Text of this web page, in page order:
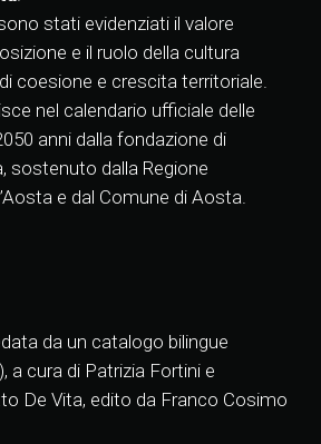
stati evidenziati il valore
e il ruolo della cultura
coesione e crescita territoriale.
nel calendario ufficiale delle
anni dalla fondazione di
sostenuto dalla Regione
e dal Comune di Aosta.
da un catalogo bilingue
a cura di Patrizia Fortini e
De Vita, edito da Franco Cosimo